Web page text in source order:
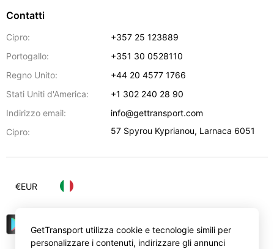
Contatti
Cipro:
+357 25 123889
Portogallo:
+351 30 0528110
Regno Unito:
+44 20 4577 1766
Stati Uniti d'America:
+1 302 240 28 90
Indirizzo email:
info@gettransport.com
Cipro:
57 Spyrou Kyprianou, Larnaca 6051
€EUR
GetTransport utilizza cookie e tecnologie simili per
personalizzare i contenuti, indirizzare gli annunci